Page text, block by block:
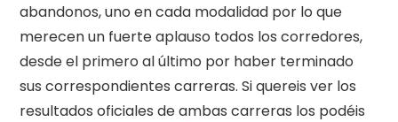
abandonos, uno en cada modalidad por lo que
merecen un fuerte aplauso todos los corredores,
desde el primero al último por haber terminado
sus correspondientes carreras. Si quereis ver los
resultados oficiales de ambas carreras los podéis